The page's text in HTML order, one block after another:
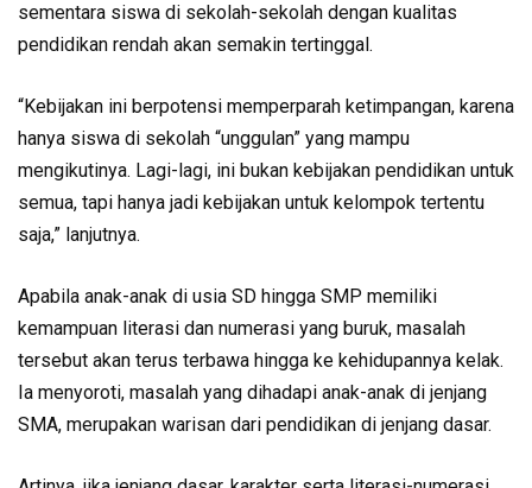
sementara siswa di sekolah-sekolah dengan kualitas
pendidikan rendah akan semakin tertinggal.
“Kebijakan ini berpotensi memperparah ketimpangan, karena
hanya siswa di sekolah “unggulan” yang mampu
mengikutinya. Lagi-lagi, ini bukan kebijakan pendidikan untuk
semua, tapi hanya jadi kebijakan untuk kelompok tertentu
saja,” lanjutnya.
Apabila anak-anak di usia SD hingga SMP memiliki
kemampuan literasi dan numerasi yang buruk, masalah
tersebut akan terus terbawa hingga ke kehidupannya kelak.
Ia menyoroti, masalah yang dihadapi anak-anak di jenjang
SMA, merupakan warisan dari pendidikan di jenjang dasar.